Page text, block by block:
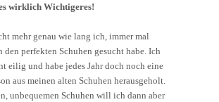
wirklich Wichtigeres!
mehr genau wie lang ich, immer mal
den perfekten Schuhen gesucht habe. Ich
eilig und habe jedes Jahr doch noch eine
aus meinen alten Schuhen herausgeholt.
unbequemen Schuhen will ich dann aber